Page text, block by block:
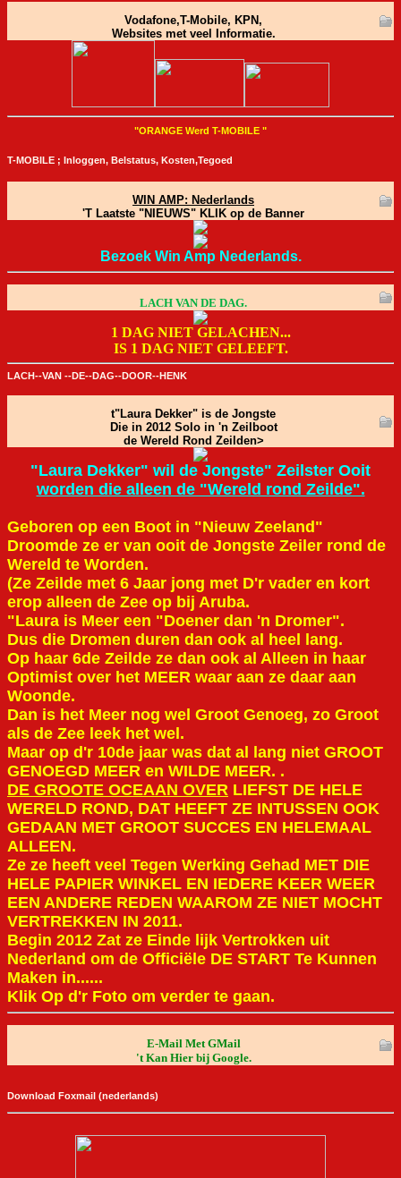
Vodafone,T-Mobile, KPN,
Websites met veel Informatie.
"ORANGE Werd T-MOBILE "
T-MOBILE ; Inloggen, Belstatus, Kosten,Tegoed
WIN AMP: Nederlands
'T Laatste "NIEUWS" KLIK op de Banner
Bezoek Win Amp Nederlands.
LACH VAN DE DAG.
1 DAG NIET GELACHEN...
IS 1 DAG NIET GELEEFT.
LACH--VAN --DE--DAG--DOOR--HENK
t"Laura Dekker" is de Jongste
Die in 2012 Solo in 'n Zeilboot
de Wereld Rond Zeilden>
"Laura Dekker" wil de Jongste" Zeilster Ooit
worden die alleen de "Wereld rond Zeilde".
Geboren op een Boot in "Nieuw Zeeland"
Droomde ze er van ooit de Jongste Zeiler rond de
Wereld te Worden.
(Ze Zeilde met 6 Jaar jong met D'r vader en kort
erop alleen de Zee op bij Aruba.
"Laura is Meer een "Doener dan 'n Dromer".
Dus die Dromen duren dan ook al heel lang.
Op haar 6de Zeilde ze dan ook al Alleen in haar
Optimist over het MEER waar aan ze daar aan
Woonde.
Dan is het Meer nog wel Groot Genoeg, zo Groot
als de Zee leek het wel.
Maar op d'r 10de jaar was dat al lang niet GROOT
GENOEGD MEER en WILDE MEER. .
DE GROOTE OCEAAN OVER LIEFST DE HELE
WERELD ROND, DAT HEEFT ZE INTUSSEN OOK
GEDAAN MET GROOT SUCCES EN HELEMAAL
ALLEEN.
Ze ze heeft veel Tegen Werking Gehad MET DIE
HELE PAPIER WINKEL EN IEDERE KEER WEER
EEN ANDERE REDEN WAAROM ZE NIET MOCHT
VERTREKKEN IN 2011.
Begin 2012 Zat ze Einde lijk Vertrokken uit
Nederland om de Officiële DE START Te Kunnen
Maken in......
Klik Op d'r Foto om verder te gaan.
E-Mail Met GMail
't Kan Hier bij Google.
Download Foxmail (nederlands)